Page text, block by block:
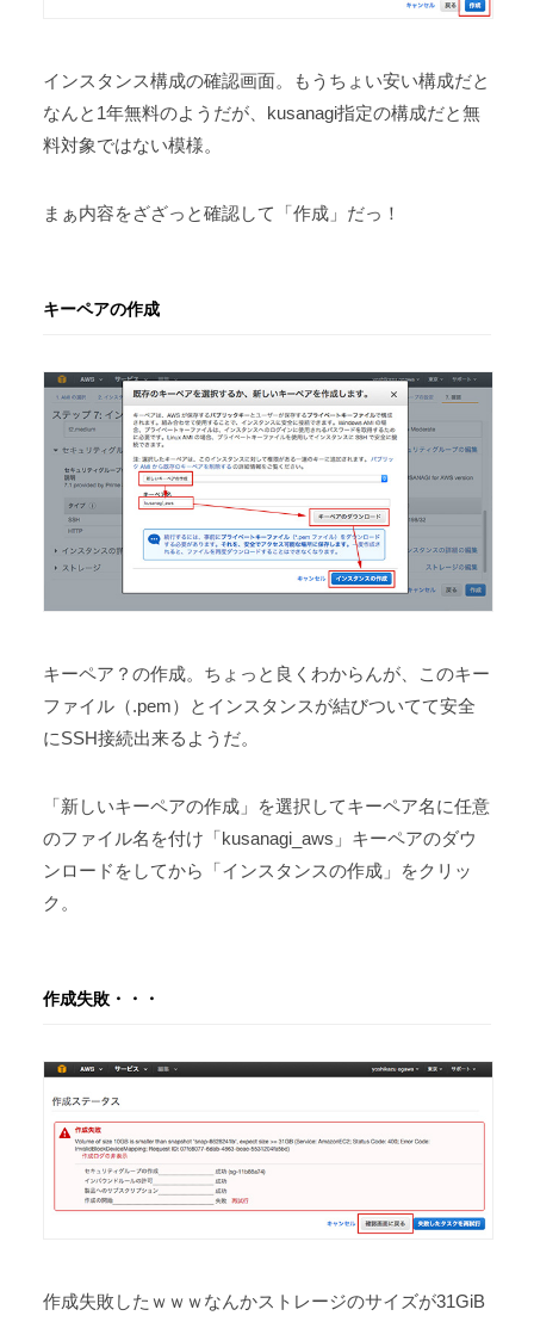
インスタンス構成の確認画面。もうちょい安い構成だと
なんと1年無料のようだが、kusanagi指定の構成だと無
料対象ではない模様。
まぁ内容をざざっと確認して「作成」だっ！
キーペアの作成
キーペア？の作成。ちょっと良くわからんが、このキー
ファイル（.pem）とインスタンスが結びついてて安全
にSSH接続出来るようだ。
「新しいキーペアの作成」を選択してキーペア名に任意
のファイル名を付け「kusanagi_aws」キーペアのダウ
ンロードをしてから「インスタンスの作成」をクリッ
ク。
作成失敗・・・
作成失敗したｗｗｗなんかストレージのサイズが31GiB